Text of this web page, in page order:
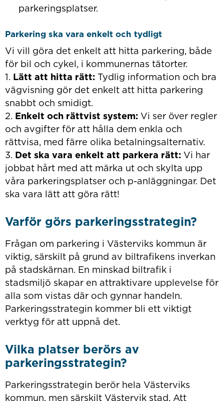
parkeringsplatser.
Parkering ska vara enkelt och tydligt
Vi vill göra det enkelt att hitta parkering, både
för bil och cykel, i kommunernas tätorter.
1. Lätt att hitta rätt:Tydlig information och bra
vägvisning gör det enkelt att hitta parkering
snabbt och smidigt.
2. Enkelt och rättvist system:Vi ser över regler
och avgifter för att hålla dem enkla och
rättvisa, med färre olika betalningsalternativ.
3. Det ska vara enkelt att parkera rätt:Vi har
jobbat hårt med att märka ut och skylta upp
våra parkeringsplatser och p-anläggningar. Det
ska vara lätt att göra rätt!
Varför görs parkeringsstrategin?
Frågan om parkering i Västerviks kommun är
viktig, särskilt på grund av biltrafikens inverkan
på stadskärnan. En minskad biltrafik i
stadsmiljö skapar en attraktivare upplevelse för
alla som vistas där och gynnar handeln.
Parkeringsstrategin kommer bli ett viktigt
verktyg för att uppnå det.
Vilka platser berörs av
parkeringsstrategin?
Parkeringsstrategin berör hela Västerviks
kommun, men särskilt Västervik stad. Att